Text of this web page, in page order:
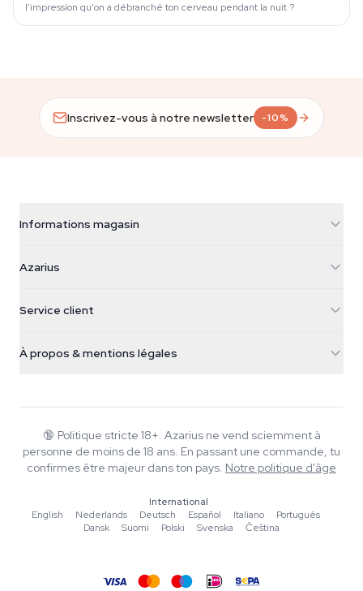
l'impression qu'on a débranché ton cerveau pendant la nuit ?
Inscrivez-vous à notre newsletter -10%
Informations magasin
Galvaniweg 11
Nederland
+31(0)204897914
Azarius
Smokeshop
Service client
Politique de retour
Politique de confidentialité
À propos & mentions légales
Wiki
Musique
Normes éditoriales
Outils & Calculateurs
🔞 Politique stricte 18+. Azarius ne vend sciemment à
personne de moins de 18 ans. En passant une commande, tu
confirmes être majeur dans ton pays. Notre politique d'âge
International
English
·Nederlands ·Deutsch ·Español ·Italiano ·Português
·
Dansk
·Suomi ·Polski ·Svenska ·Čeština